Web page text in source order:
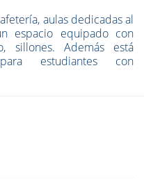
aulas dedicadas al
espacio equipado con
sillones. Además está
estudiantes con